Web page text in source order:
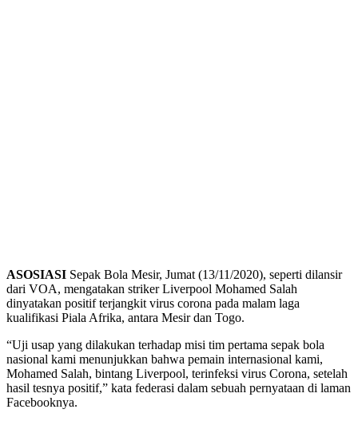
ASOSIASI Sepak Bola Mesir, Jumat (13/11/2020), seperti dilansir
dari VOA, mengatakan striker Liverpool Mohamed Salah
dinyatakan positif terjangkit virus corona pada malam laga
kualifikasi Piala Afrika, antara Mesir dan Togo.
“Uji usap yang dilakukan terhadap misi tim pertama sepak bola
nasional kami menunjukkan bahwa pemain internasional kami,
Mohamed Salah, bintang Liverpool, terinfeksi virus Corona, setelah
hasil tesnya positif,” kata federasi dalam sebuah pernyataan di laman
Facebooknya.